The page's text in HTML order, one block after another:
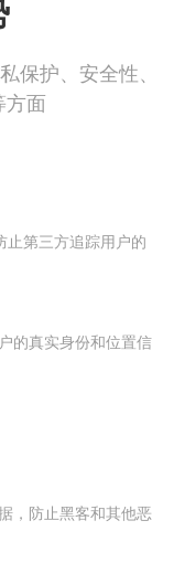
保护、安全性、
方面
止第三方追踪用户的
的真实身份和位置信
，防止黑客和其他恶